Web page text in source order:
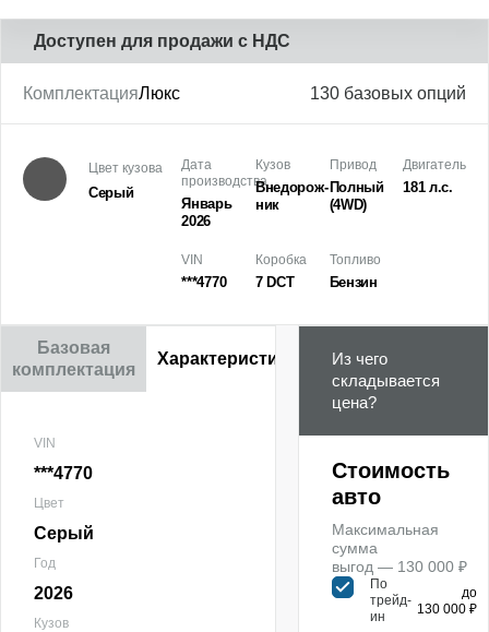
Доступен для продажи с НДС
КомплектацияЛюкс 130 базовых опций
Цвет кузова
Серый
Дата
производства
Январь
2026
Кузов
Внедорож­
ник
Привод
Полный
(4WD)
Двигатель
181 л.с.
VIN
***4770
Коробка
7 DCT
Топливо
Бензин
Базовая
комплектация
Характеристики
VIN
***4770
Цвет
Серый
Год
2026
Кузов
Из чего
складывается
цена?
Стоимость
авто
Максимальная
сумма
выгод — 130 000 ₽
По
трейд-
ин
до
130 000 ₽